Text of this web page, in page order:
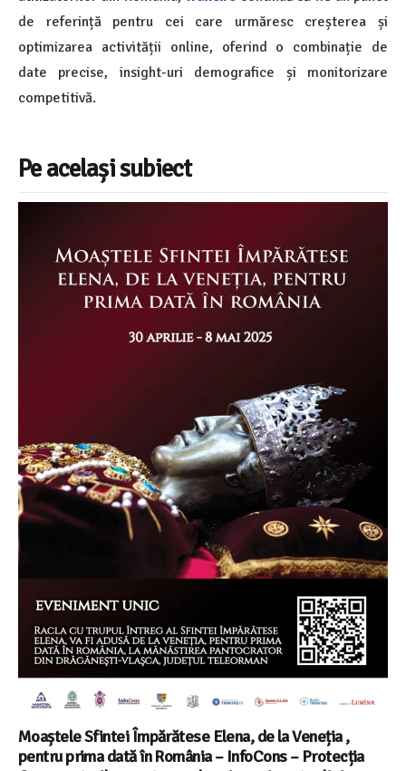
de referință pentru cei care urmăresc creșterea și
optimizarea activității online, oferind o combinație de
date precise, insight-uri demografice și monitorizare
competitivă.
Pe același subiect
Moaștele Sfintei Împărătese Elena, de la Veneția ,
pentru prima dată în România – InfoCons – Protecția